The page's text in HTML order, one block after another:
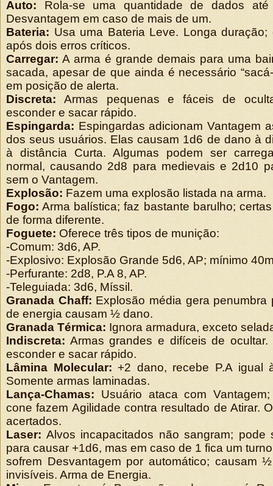
Auto: Rola-se uma quantidade de dados
Desvantagem em caso de mais de um.
Bateria: Usa uma Bateria Leve. Longa duração;
após dois erros críticos.
Carregar: A arma é grande demais para uma
sacada, apesar de que ainda é necessário
em posição de alerta.
Discreta: Armas pequenas e fáceis de
esconder e sacar rápido.
Espingarda: Espingardas adicionam Vantagem
dos seus usuários. Elas causam 1d6 de dano à
à distância Curta. Algumas podem ser
normal, causando 2d8 para medievais e 2d10
sem o Vantagem.
Explosão: Fazem uma explosão listada na arma.
Fogo: Arma balística; faz bastante barulho;
de forma diferente.
Foguete: Oferece três tipos de munição:
-Comum: 3d6, AP.
-Explosivo: Explosão Grande 5d6, AP; mínimo
-Perfurante: 2d8, P.A 8, AP.
-Teleguiada: 3d6, Míssil.
Granada Chaff: Explosão média gera penumbra
de energia causam ½ dano.
Granada Térmica: Ignora armadura, exceto
Indiscreta: Armas grandes e difíceis de ocultar.
esconder e sacar rápido.
Lâmina Molecular: +2 dano, recebe P.A igual
Somente armas laminadas.
Lança-Chamas: Usuário ataca com
cone fazem Agilidade contra resultado de Atirar.
acertados.
Laser: Alvos incapacitados não sangram; pode
para causar +1d6, mas em caso de 1 fica um
sofrem Desvantagem por automático; causam
invisíveis. Arma de Energia.